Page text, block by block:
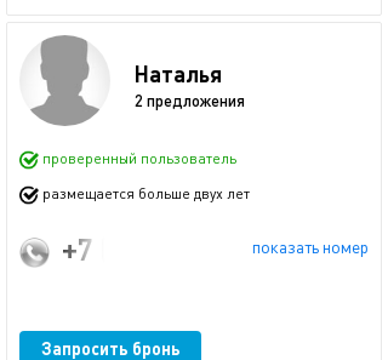
Наталья
2 предложения
проверенный пользователь
размещается больше двух лет
показать номер
+7 (903) 605-61-41
Запросить бронь